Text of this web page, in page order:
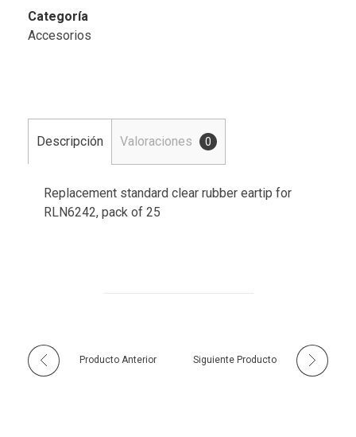
Categoría
Accesorios
Descripción Valoraciones 0
Replacement standard clear rubber eartip for
RLN6242, pack of 25
Producto Anterior Siguiente Producto